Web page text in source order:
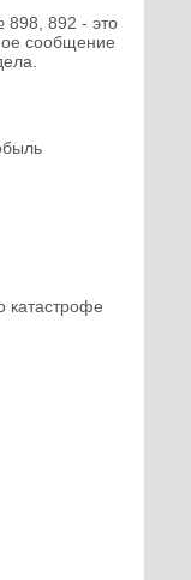
898, 892 - это
сообщение
катастрофе